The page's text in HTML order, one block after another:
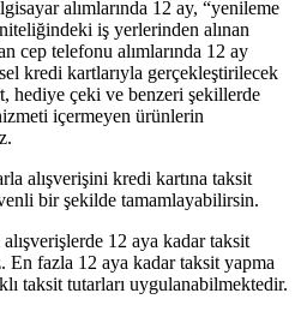
alımlarında 12 ay, “yenileme
iş yerlerinden alınan
cep telefonu alımlarında 12 ay
kredi kartlarıyla gerçekleştirilecek
hediye çeki ve benzeri şekillerde
içermeyen ürünlerin
alışverişini kredi kartına taksit
bir şekilde tamamlayabilirsin.
12 aya kadar taksit
En fazla 12 aya kadar taksit yapma
taksit tutarları uygulanabilmektedir.